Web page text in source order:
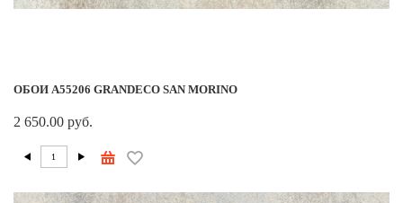
ОБОИ A55206 GRANDECO SAN MORINO
2 650.00 руб.